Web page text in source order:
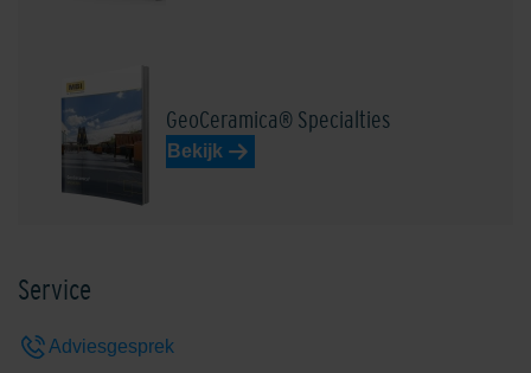
GeoCeramica® Specialties
Bekijk
Service
Adviesgesprek